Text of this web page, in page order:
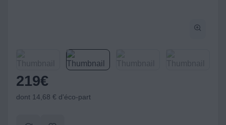
219€
dont 14,68 € d'éco-part